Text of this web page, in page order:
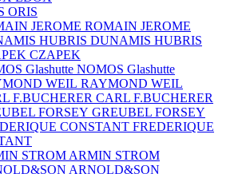
ORIS
ROMAIN JEROME
DUNAMIS HUBRIS
CZAPEK
NOMOS Glashutte
RAYMOND WEIL
CARL F.BUCHERER
GREUBEL FORSEY
FREDERIQUE
ARMIN STROM
ARNOLD&SON